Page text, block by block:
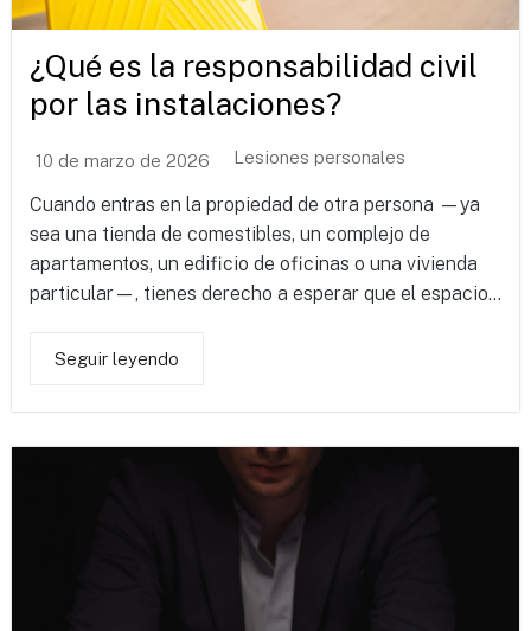
¿Qué es la responsabilidad civil
por las instalaciones?
10 de marzo de 2026 Lesiones personales
Cuando entras en la propiedad de otra persona —ya
sea una tienda de comestibles, un complejo de
apartamentos, un edificio de oficinas o una vivienda
particular—, tienes derecho a esperar que el espacio...
Seguir leyendo